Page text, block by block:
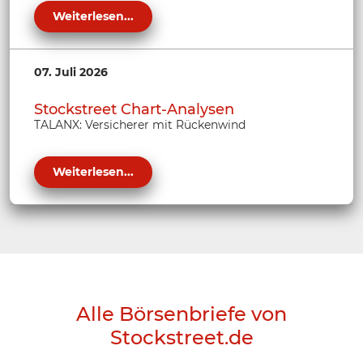
Weiterlesen...
07. Juli 2026
Stockstreet Chart-Analysen
TALANX: Versicherer mit Rückenwind
Weiterlesen...
Alle Börsenbriefe von
Stockstreet.de